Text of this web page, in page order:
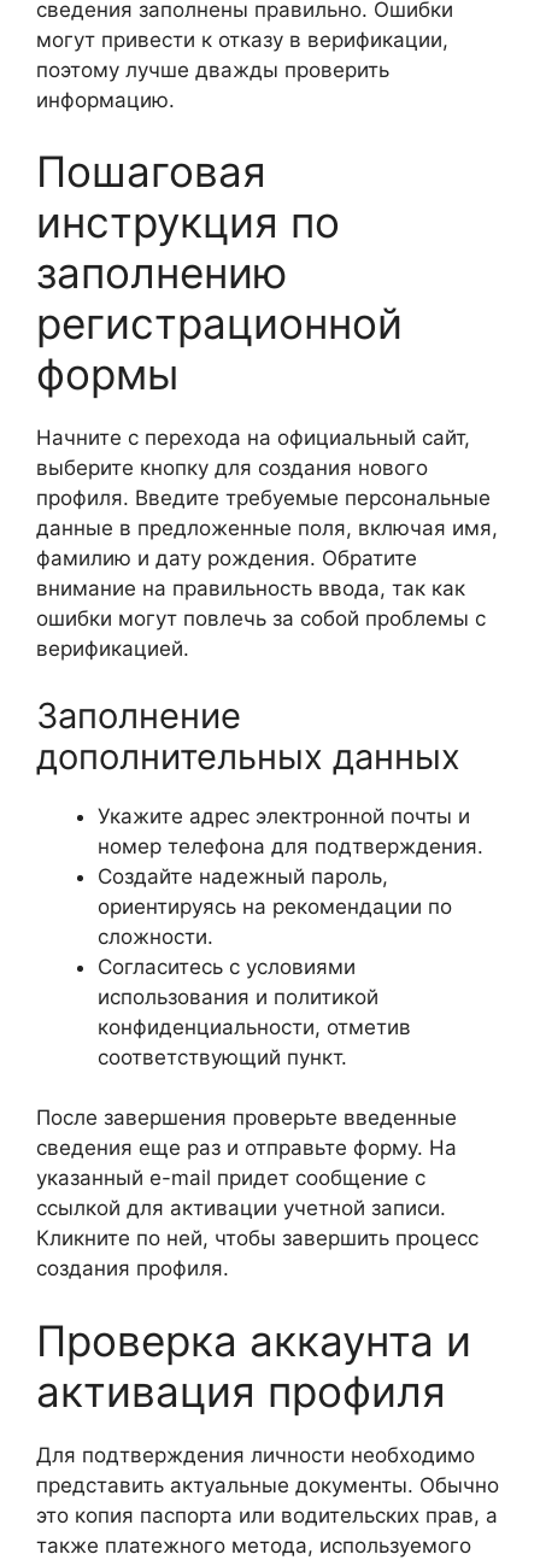
сведения заполнены правильно. Ошибки
могут привести к отказу в верификации,
поэтому лучше дважды проверить
информацию.
Пошаговая
инструкция по
заполнению
регистрационной
формы
Начните с перехода на официальный сайт,
выберите кнопку для создания нового
профиля. Введите требуемые персональные
данные в предложенные поля, включая имя,
фамилию и дату рождения. Обратите
внимание на правильность ввода, так как
ошибки могут повлечь за собой проблемы с
верификацией.
Заполнение
дополнительных данных
Укажите адрес электронной почты и
номер телефона для подтверждения.
Создайте надежный пароль,
ориентируясь на рекомендации по
сложности.
Согласитесь с условиями
использования и политикой
конфиденциальности, отметив
соответствующий пункт.
После завершения проверьте введенные
сведения еще раз и отправьте форму. На
указанный e-mail придет сообщение с
ссылкой для активации учетной записи.
Кликните по ней, чтобы завершить процесс
создания профиля.
Проверка аккаунта и
активация профиля
Для подтверждения личности необходимо
представить актуальные документы. Обычно
это копия паспорта или водительских прав, а
также платежного метода, используемого